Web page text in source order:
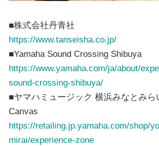
■株式会社丹青社
https://www.tanseisha.co.jp/
■Yamaha Sound Crossing Shibuya
https://www.yamaha.com/ja/about/
sound-crossing-shibuya/
■ヤマハミュージック 横浜みなとみら
Canvas
https://retailing.jp.yamaha.com/shop/
mirai/experience-zone